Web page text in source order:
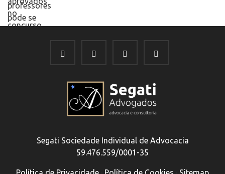
Segati Sociedade Individual de Advocacia
59.476.559/0001-35